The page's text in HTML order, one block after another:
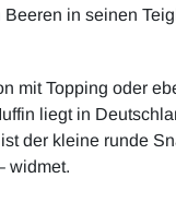
in seinen
mit Topping oder
liegt in
der kleine runde
widmet.